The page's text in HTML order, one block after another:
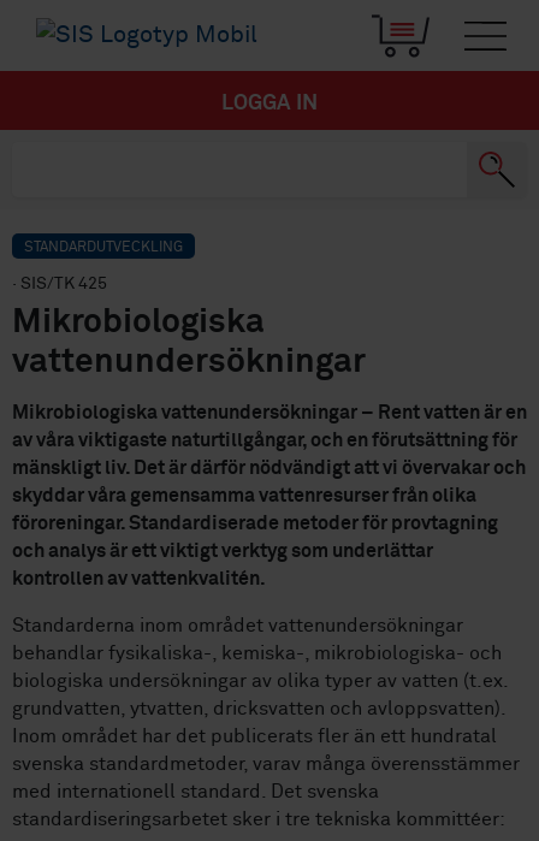
LOGGA IN
STANDARDUTVECKLING
· SIS/TK 425
Mikrobiologiska
vattenundersökningar
Mikrobiologiska vattenundersökningar – Rent vatten är en
av våra viktigaste naturtillgångar, och en förutsättning för
mänskligt liv. Det är därför nödvändigt att vi övervakar och
skyddar våra gemensamma vattenresurser från olika
föroreningar. Standardiserade metoder för provtagning
och analys är ett viktigt verktyg som underlättar
kontrollen av vattenkvalitén.
Standarderna inom området vattenundersökningar
behandlar fysikaliska-, kemiska-, mikrobiologiska- och
biologiska undersökningar av olika typer av vatten (t.ex.
grundvatten, ytvatten, dricksvatten och avloppsvatten).
Inom området har det publicerats fler än ett hundratal
svenska standardmetoder, varav många överensstämmer
med internationell standard. Det svenska
standardiseringsarbetet sker i tre tekniska kommittéer: